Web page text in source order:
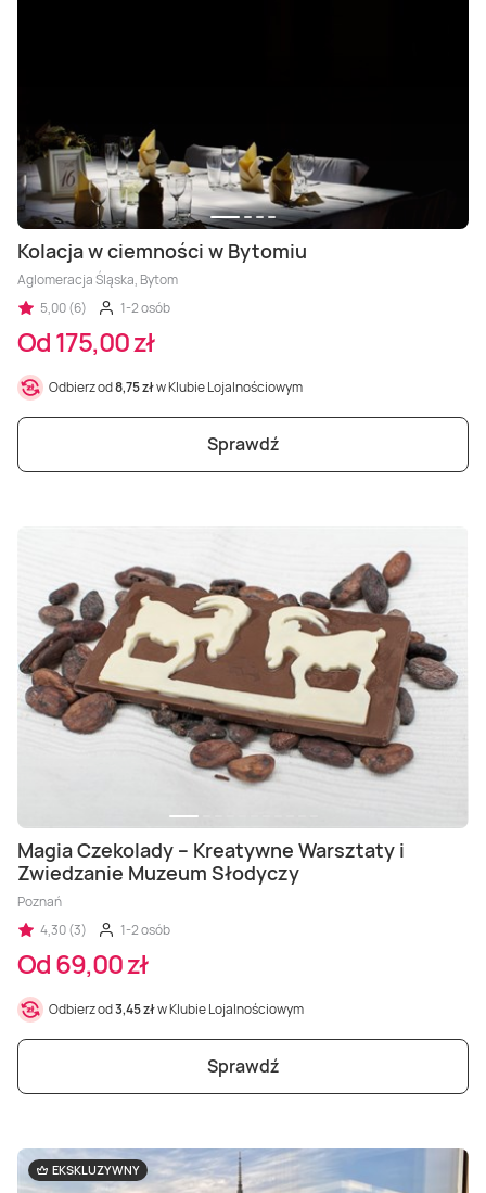
Kolacja w ciemności w Bytomiu
Aglomeracja Śląska, Bytom
5,00 (6)
1-2 osób
Od 175,00 zł
Odbierz od8,75 złw Klubie Lojalnościowym
Sprawdź
Magia Czekolady – Kreatywne Warsztaty i
Zwiedzanie Muzeum Słodyczy
Poznań
4,30 (3)
1-2 osób
Od 69,00 zł
Odbierz od3,45 złw Klubie Lojalnościowym
Sprawdź
EKSKLUZYWNY